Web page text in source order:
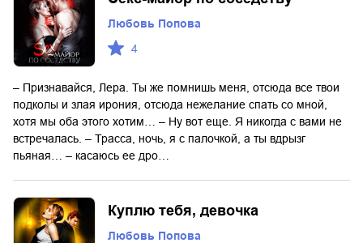
Любовь Попова
4
– Признавайся, Лера. Ты же помнишь меня, отсюда все твои
подколы и злая ирония, отсюда нежелание спать со мной,
хотя мы оба этого хотим… – Ну вот еще. Я никогда с вами не
встречалась. – Трасса, ночь, я с палочкой, а ты вдрызг
пьяная… – касаюсь ее дро…
Куплю тебя, девочка
Любовь Попова